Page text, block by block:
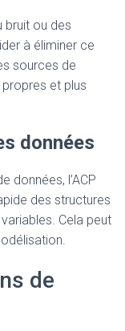
bruit ou des
à éliminer ce
sources de
et plus
données
données, l’ACP
des structures
Cela peut
de